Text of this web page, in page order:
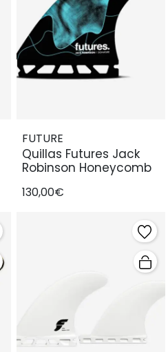
FUTURE
Quillas Futures Jack
Robinson Honeycomb
130,00€